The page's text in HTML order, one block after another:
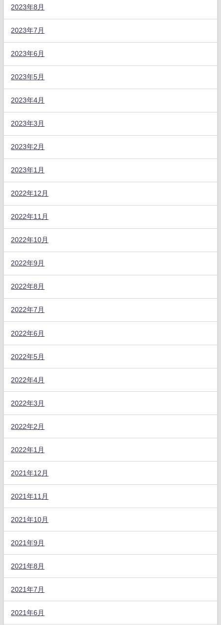
2023年8月
2023年7月
2023年6月
2023年5月
2023年4月
2023年3月
2023年2月
2023年1月
2022年12月
2022年11月
2022年10月
2022年9月
2022年8月
2022年7月
2022年6月
2022年5月
2022年4月
2022年3月
2022年2月
2022年1月
2021年12月
2021年11月
2021年10月
2021年9月
2021年8月
2021年7月
2021年6月